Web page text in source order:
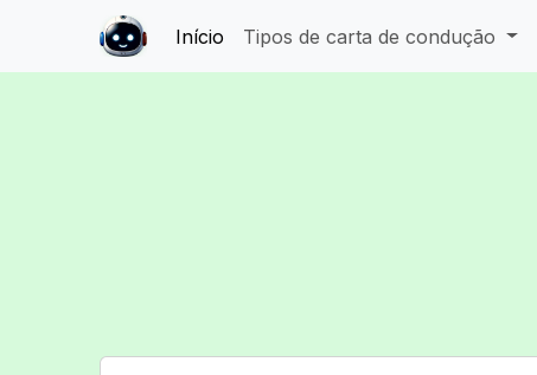
Início Tipos de carta de condução